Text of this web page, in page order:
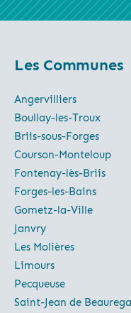
Les Communes
Angervilliers
Boullay-les-Troux
Briis-sous-Forges
Courson-Monteloup
Fontenay-lès-Briis
Forges-les-Bains
Gometz-la-Ville
Janvry
Les Molières
Limours
Pecqueuse
Saint-Jean de